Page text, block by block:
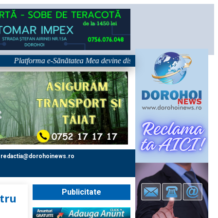
e-Sănătatea Mea devine disponibilă pe 1 septembrie:
redactia@dorohoinews.ro
Publicitate